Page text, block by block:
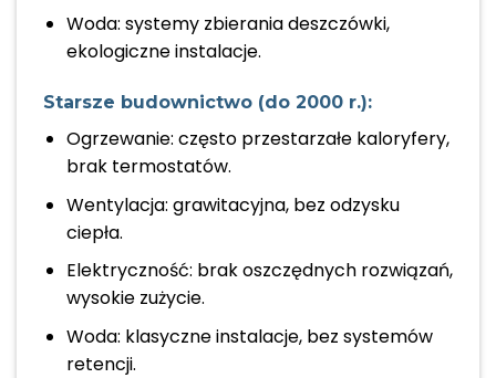
Woda: systemy zbierania deszczówki,
ekologiczne instalacje.
Starsze budownictwo (do 2000 r.):
Ogrzewanie: często przestarzałe kaloryfery,
brak termostatów.
Wentylacja: grawitacyjna, bez odzysku
ciepła.
Elektryczność: brak oszczędnych rozwiązań,
wysokie zużycie.
Woda: klasyczne instalacje, bez systemów
retencji.